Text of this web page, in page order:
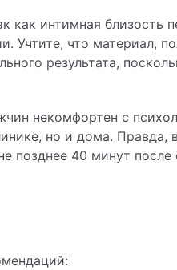
как интимная близость
что материал,
результата,
некомфортен с
но и дома. Правда,
позднее 40 минут после